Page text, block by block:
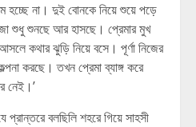
না। দুই বোনকে নিয়ে শুয়ে পড়ে
শুধু শুনছে আর হাসছে। প্রেমার মুখ
কথার ঝুড়ি নিয়ে বসে। পূর্ণা নিজের
করছে। তখন প্রেমা ব্যাঙ্গ করে
নেই।’
প্রান্তরে বলছিলি শহরে গিয়ে সাহসী